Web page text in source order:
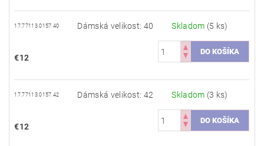
17.77113.0157.40 Dámská velikost: 40 Skladom (5 ks)
€12
17.77113.0157.42 Dámská velikost: 42 Skladom (3 ks)
€12